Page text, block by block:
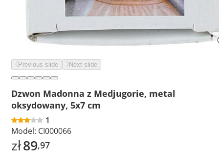
Previous slide Next slide
Dzwon Madonna z Medjugorie, metal
oksydowany, 5x7 cm
1
Model: CI000066
zł89,97